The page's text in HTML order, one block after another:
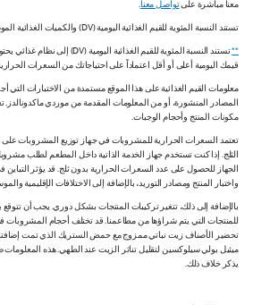
معنا مباشرة علىتواصل معنا.
تستند النسبة المئوية للقيم الغذائية اليومية (DV) والكميات الغذائية الموصى بها RDIs إلى القيم غير المقيدة.
**
قيمك اليومية أعلى أو أقل اعتماداً على احتياجاتك من السعرات
معلومات القيم الغذائية على هذا الموقع مستمدة من الاختبارات التي
المصادر المنشورة، أو من المعلومات المقدمة من موردي ماكدونالدز.
مكونات المنتج وأحجام الوجبات.
تعتمد السعرات الحرارية للمشروبات في جهاز توزيع المشروبات على
الثلج. إذا كنت تستخدم جهاز الخدمة الذاتية داخل المطعم لطلب
الجهاز للحصول على عدد السعرات الحرارية بدون ثلج. قد يؤثر التباين
واختبار المنتج ومصادر التوريد، بالإضافة إلى الاختلافات الإقليمية
بالإضافة إلى ذلك، تتغير تركيبات المنتجات بشكل دوري. يجب أن
للمنتجات التي يتم شراؤها من مطاعمنا. قد تختلف أحجام
تحضير الأصناف زيت نباتي ممزوج مع حمض الستريك الذي تمت
يذكر خلاف ذلك.